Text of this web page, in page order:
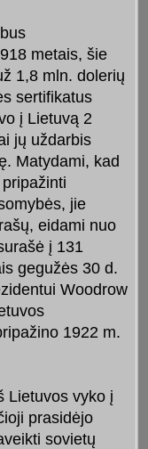
metais, šie
1,8 mln. dolerių
sertifikatus
į Lietuvą 2
jų uždarbis
Matydami, kad
jie
eidami nuo
į 131
gegužės 30 d.
Woodrow
1922 m.
Lietuvos vyko į
prasidėjo
sovietų